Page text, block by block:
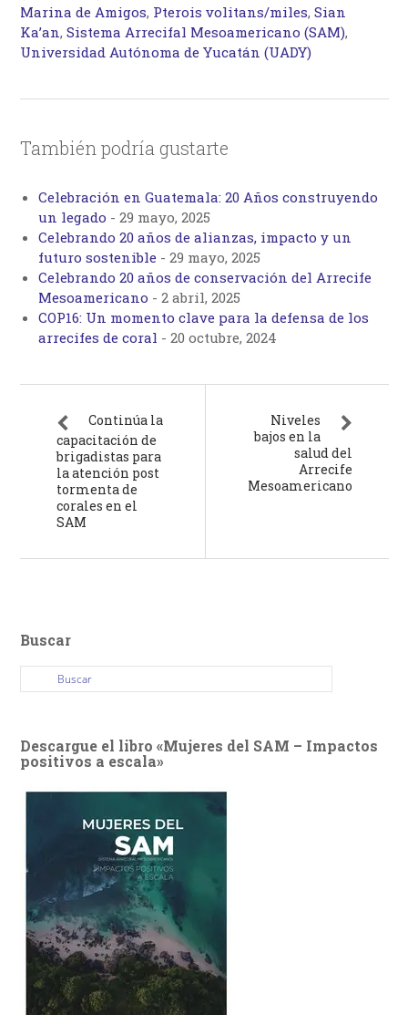
Marina de Amigos, Pterois volitans/miles,Sian
Ka’an,Sistema Arrecifal Mesoamericano (SAM),
Universidad Autónoma de Yucatán (UADY)
También podría gustarte
Celebración en Guatemala: 20 Años construyendo
un legado -29 mayo, 2025
Celebrando 20 años de alianzas, impacto y un
futuro sostenible -29 mayo, 2025
Celebrando 20 años de conservación del Arrecife
Mesoamericano -2 abril, 2025
COP16: Un momento clave para la defensa de los
arrecifes de coral -20 octubre, 2024
Continúa la
capacitación de
brigadistas para
la atención post
tormenta de
corales en el
SAM
Niveles
bajos en la
salud del
Arrecife
Mesoamericano
Buscar
Descargue el libro «Mujeres del SAM – Impactos
positivos a escala»